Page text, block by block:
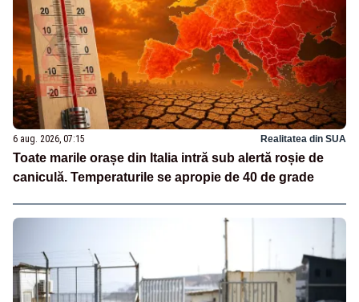
6 aug. 2026, 07:15 Realitatea din SUA
Toate marile orașe din Italia intră sub alertă roșie de
caniculă. Temperaturile se apropie de 40 de grade